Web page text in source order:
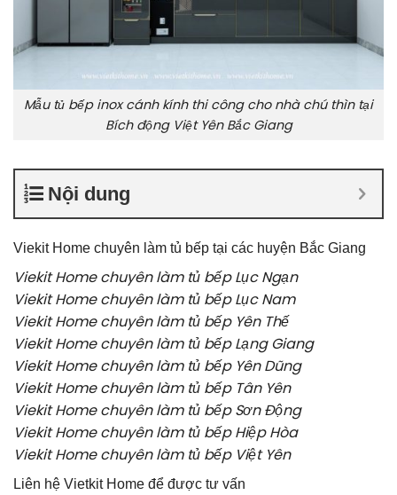
Mẫu tủ bếp inox cánh kính thi công cho nhà chú thìn tại
Bích động Việt Yên Bắc Giang
Nội dung
Viekit Home chuyên làm tủ bếp tại các huyện Bắc Giang
Viekit Home chuyên làm tủ bếp Lục Ngạn
Viekit Home chuyên làm tủ bếp Lục Nam
Viekit Home chuyên làm tủ bếp Yên Thế
Viekit Home chuyên làm tủ bếp Lạng Giang
Viekit Home chuyên làm tủ bếp Yên Dũng
Viekit Home chuyên làm tủ bếp Tân Yên
Viekit Home chuyên làm tủ bếp Sơn Động
Viekit Home chuyên làm tủ bếp Hiệp Hòa
Viekit Home chuyên làm tủ bếp Việt Yên
Liên hệ Vietkit Home để được tư vấn